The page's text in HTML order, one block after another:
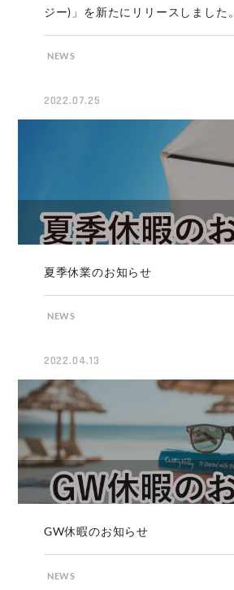
ジー)」を新たにリリースしました。
NEWS
2022.07.25
夏季休業のお知らせ
NEWS
2022.04.13
GW休暇のお知らせ
NEWS